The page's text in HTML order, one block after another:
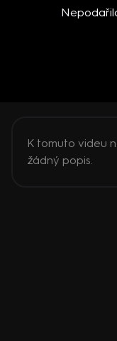
K tomuto videu
žádný popis.